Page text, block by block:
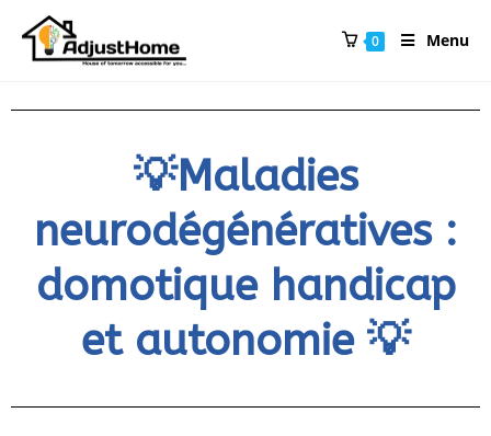
0 Menu
💡Maladies
neurodégénératives :
domotique handicap
et autonomie 💡